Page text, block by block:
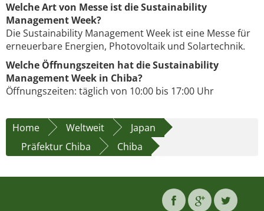
Welche Art von Messe ist die Sustainability
Management Week?
Die Sustainability Management Week ist eine Messe für
erneuerbare Energien, Photovoltaik und Solartechnik.
Welche Öffnungszeiten hat die Sustainability
Management Week in Chiba?
Öffnungszeiten: täglich von 10:00 bis 17:00 Uhr
Home Weltweit
Japan
Präfektur Chiba
Chiba